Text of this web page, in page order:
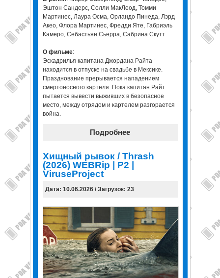
Эштон Сандерс, Солли МакЛеод, Томми
Мартинес, Лаура Осма, Орландо Пинеда, Лэрд
Акео, Флора Мартинес, Фредди Яте, Габриэль
Камеро, Себастьян Сьерра, Сабрина Скутт
О фильме:
Эскадрилья капитана Джордана Райта
находится в отпуске на свадьбе в Мексике.
Празднование прерывается нападением
смертоносного картеля. Пока капитан Райт
пытается вывести выживших в безопасное
место, между отрядом и картелем разгорается
война.
Подробнее
Хищный рывок / Thrash
(2026) WEBRip | P2 |
ViruseProject
Дата: 10.06.2026 / Загрузок: 23